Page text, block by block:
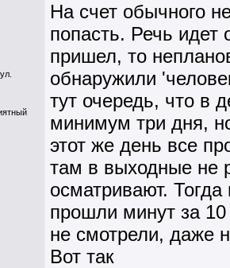
На счет обычного
попасть. Речь идет
пришел, то
обнаружили
тут очередь, что в
минимум три дня,
этот же день все
там в выходные не
осматривают.
прошли минут за 10
не смотрели, даже
Вот так